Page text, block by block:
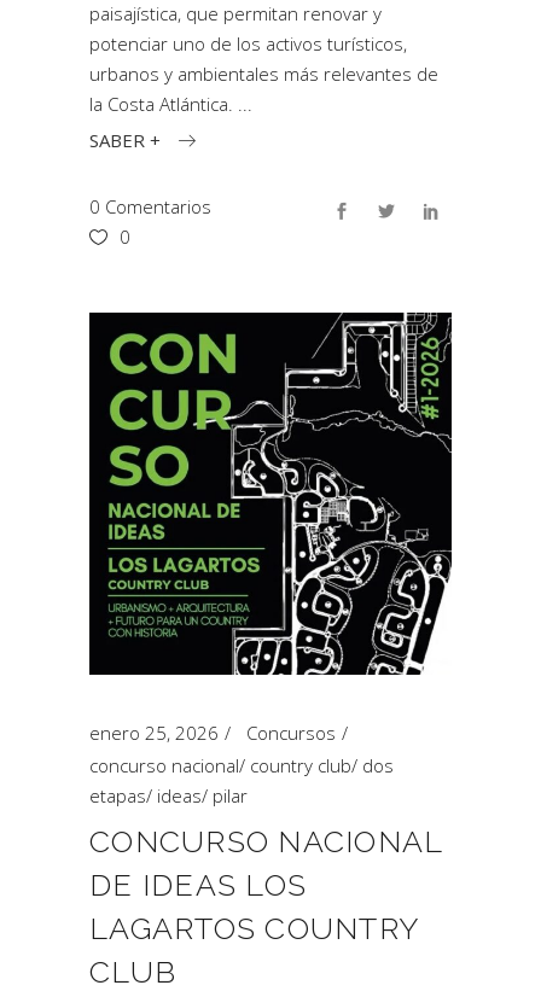
paisajística, que permitan renovar y
potenciar uno de los activos turísticos,
urbanos y ambientales más relevantes de
la Costa Atlántica.
SABER +
0 Comentarios
0
enero 25, 2026
Concursos
concurso nacional/ country club/ dos
etapas/ ideas/ pilar
CONCURSO NACIONAL
DE IDEAS LOS
LAGARTOS COUNTRY
CLUB